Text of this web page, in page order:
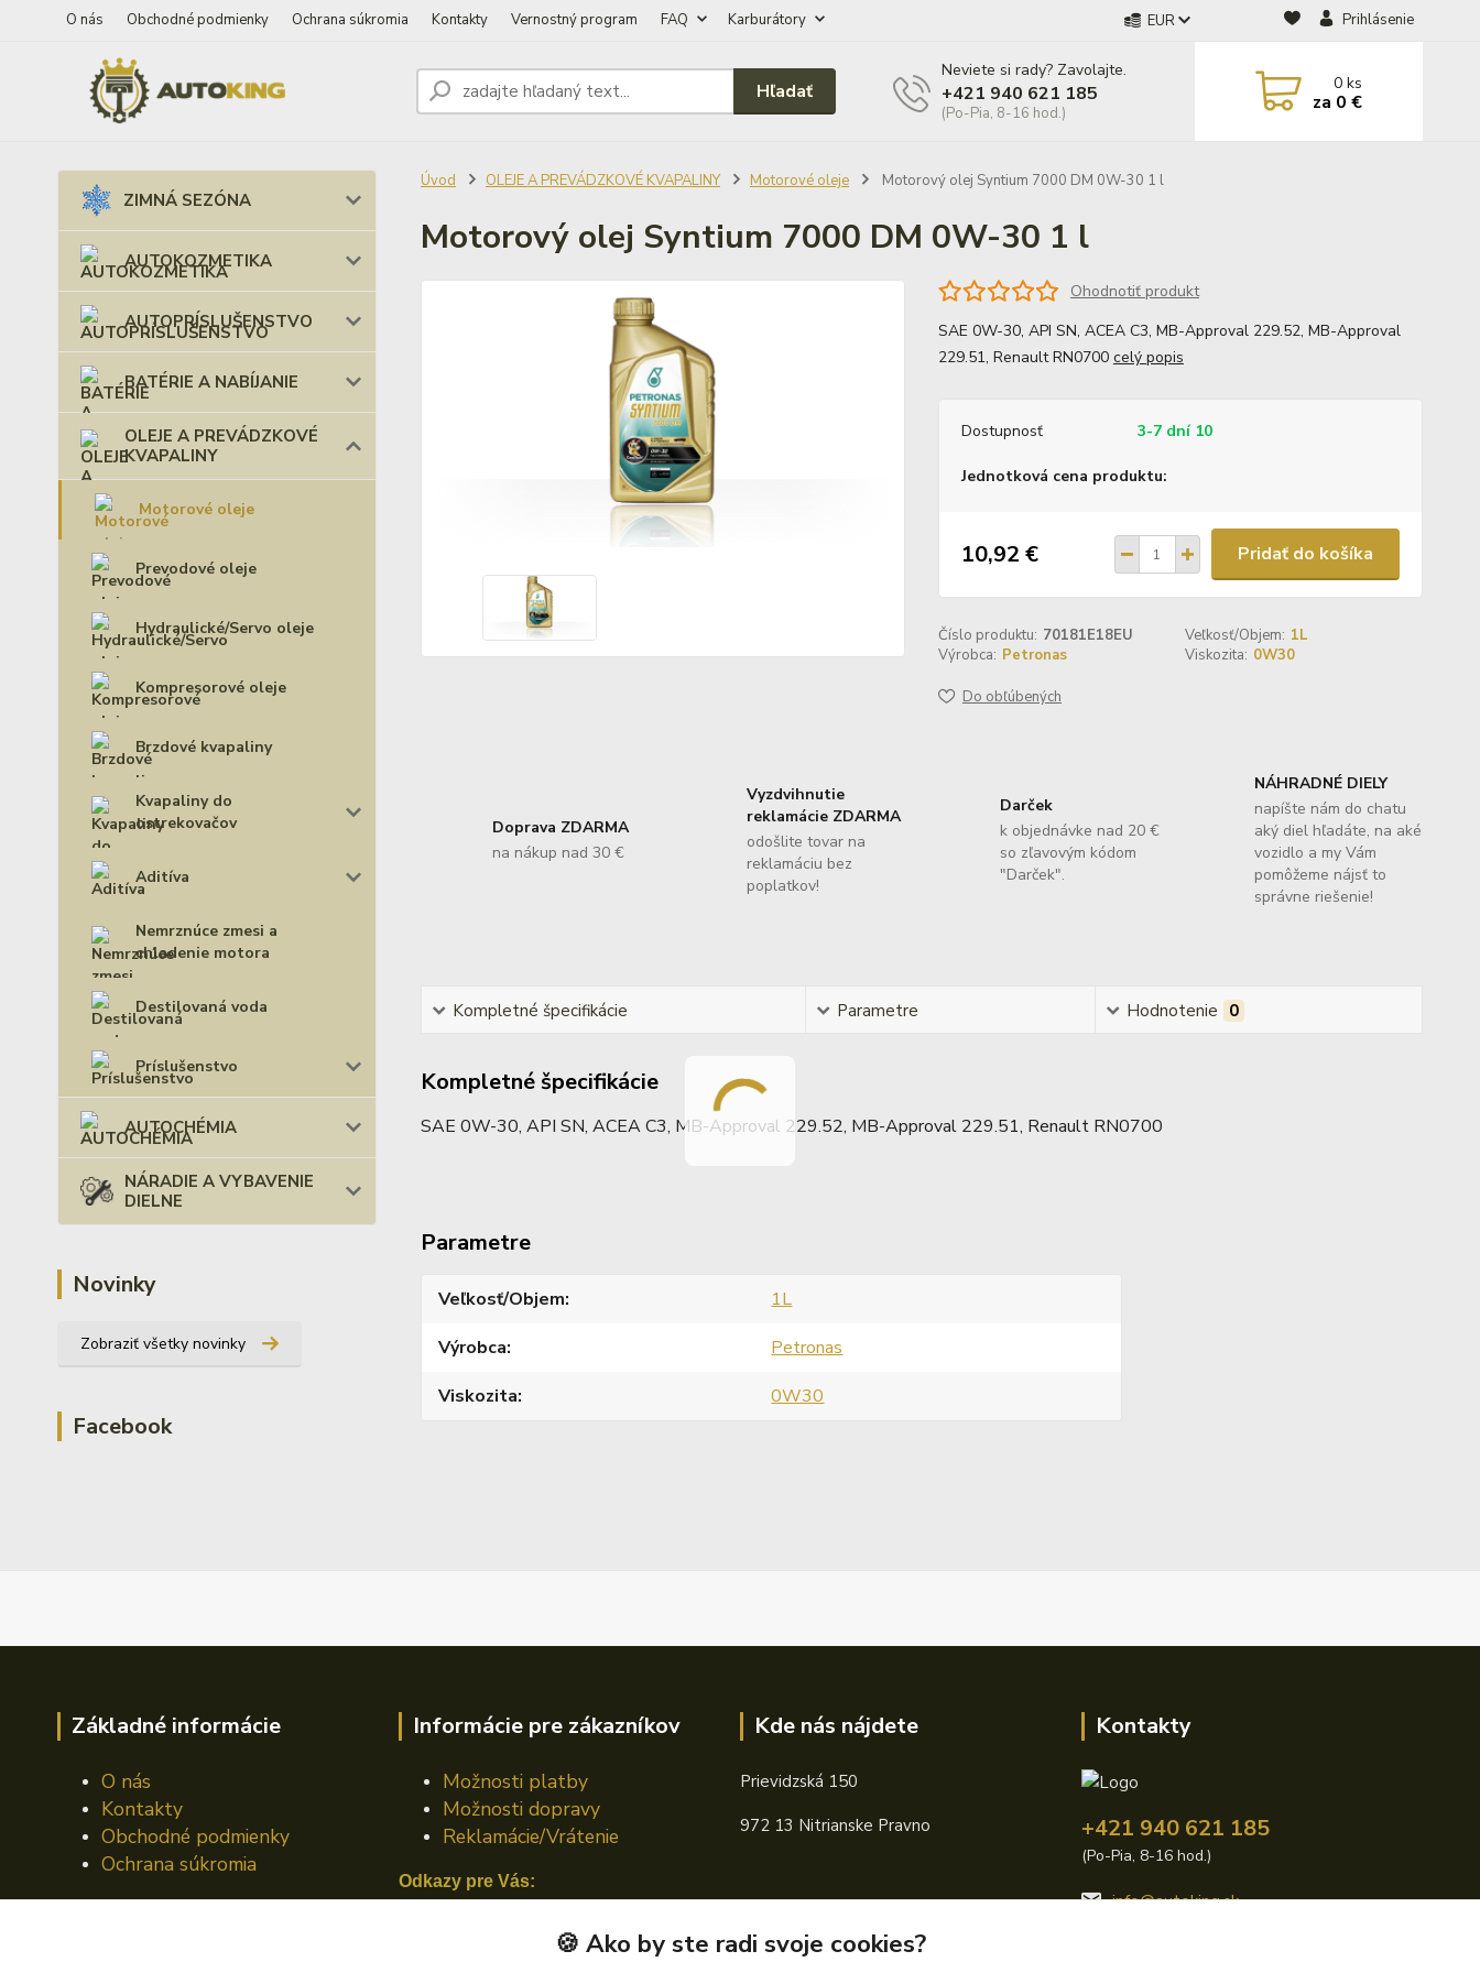
O nás Obchodné podmienky Ochrana súkromia Kontakty Vernostný program FAQ Karburátory EUR Prihlásenie
Hľadať
Neviete si rady? Zavolajte.
+421 940 621 185
(Po-Pia, 8-16 hod.)
0ks
za 0 €
ZIMNÁ SEZÓNA
AUTOKOZMETIKA
AUTOPRÍSLUŠENSTVO
BATÉRIE A NABÍJANIE
OLEJE A PREVÁDZKOVÉ
KVAPALINY
Motorové oleje
Prevodové oleje
Hydraulické/Servo oleje
Kompresorové oleje
Brzdové kvapaliny
Kvapaliny do
ostrekovačov
Aditíva
Nemrznúce zmesi a
chladenie motora
Destilovaná voda
Príslušenstvo
AUTOCHÉMIA
NÁRADIE A VYBAVENIE
DIELNE
Novinky
Zobraziť všetky novinky
Facebook
Úvod OLEJE A PREVÁDZKOVÉ KVAPALINY Motorové oleje Motorový olej Syntium 7000 DM 0W-30 1 l
Motorový olej Syntium 7000 DM 0W-30 1 l
Ohodnotiť produkt
SAE 0W-30, API SN, ACEA C3, MB-Approval 229.52, MB-Approval
229.51, Renault RN0700 celý popis
Dostupnosť 3-7 dní 10
Jednotková cena produktu:
10,92 € Pridať do košíka
Číslo produktu: 70181E18EU Veľkosť/Objem: 1L
Výrobca: Petronas Viskozita: 0W30
Do obľúbených
Doprava ZDARMA
na nákup nad 30 €
Vyzdvihnutie
reklamácie ZDARMA
odošlite tovar na
reklamáciu bez
poplatkov!
Darček
k objednávke nad 20 €
so zľavovým kódom
"Darček".
NÁHRADNÉ DIELY
napíšte nám do chatu
aký diel hľadáte, na aké
vozidlo a my Vám
pomôžeme nájsť to
správne riešenie!
Kompletné špecifikácie Parametre Hodnotenie 0
Kompletné špecifikácie
SAE 0W-30, API SN, ACEA C3, MB-Approval 229.52, MB-Approval 229.51, Renault RN0700
Parametre
Veľkosť/Objem
1L
Výrobca
Petronas
Viskozita
0W30
Základné informácie
O nás
Kontakty
Obchodné podmienky
Ochrana súkromia
Informácie pre zákazníkov
Možnosti platby
Možnosti dopravy
Reklamácie/Vrátenie
Odkazy pre Vás:
Kde nás nájdete
Prievidzská 150
972 13 Nitrianske Pravno
Kontakty
+421 940 621 185
(Po-Pia, 8-16 hod.)
info@autoking.sk
🍪 Ako by ste radi svoje cookies?